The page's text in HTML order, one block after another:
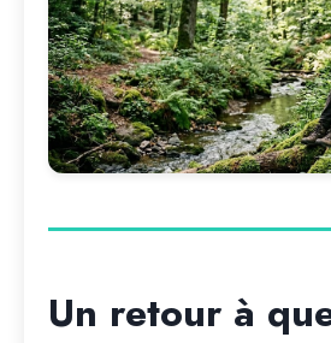
Un retour à